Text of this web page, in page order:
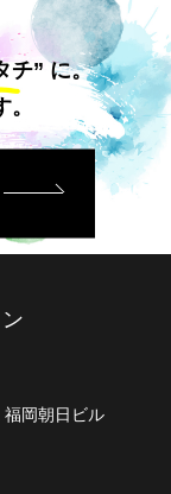
チ” に。
岡朝日ビル